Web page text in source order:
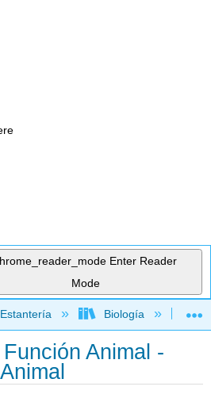
Enter Reader
Mode
jerarquía global
Estantería Biología
Animal -